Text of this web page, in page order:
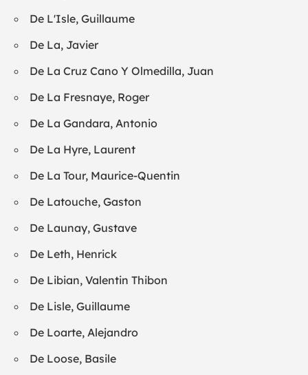
De L'Isle, Guillaume
De La, Javier
De La Cruz Cano Y Olmedilla, Juan
De La Fresnaye, Roger
De La Gandara, Antonio
De La Hyre, Laurent
De La Tour, Maurice-Quentin
De Latouche, Gaston
De Launay, Gustave
De Leth, Henrick
De Libian, Valentin Thibon
De Lisle, Guillaume
De Loarte, Alejandro
De Loose, Basile